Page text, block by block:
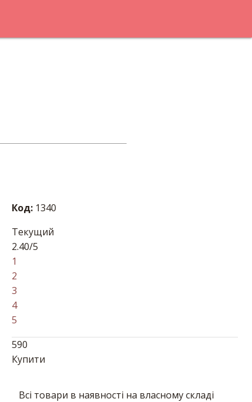
Код: 1340
Текущий
2.40/5
1
2
3
4
5
590
Купити
Всі товари в наявності на власному складі